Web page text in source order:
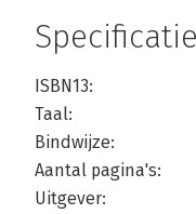
ISBN13:
Taal:
Bindwijze:
Aantal pagina's:
Uitgever: